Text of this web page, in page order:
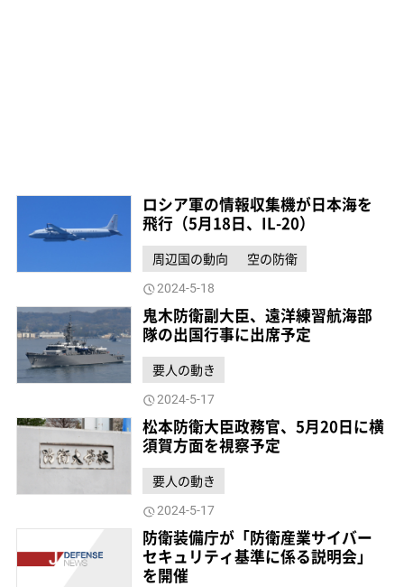
ロシア軍の情報収集機が日本海を
飛行（5月18日、IL-20）
周辺国の動向 空の防衛
2024-5-18
鬼木防衛副大臣、遠洋練習航海部
隊の出国行事に出席予定
要人の動き
2024-5-17
松本防衛大臣政務官、5月20日に横
須賀方面を視察予定
要人の動き
2024-5-17
防衛装備庁が「防衛産業サイバー
セキュリティ基準に係る説明会」
を開催